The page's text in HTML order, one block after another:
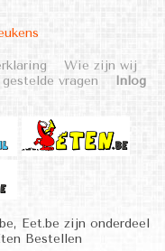
Wie zijn wij
vragen
Inlog
Eet.be zijn onderdeel
Bestellen